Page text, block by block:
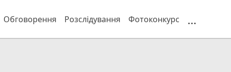
Обговорення Розслідування Фотоконкурс ...